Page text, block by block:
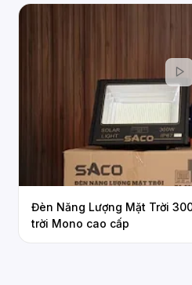
Tuyển đại lý | Nhà phân phối đèn năng lượng mặt trời -
DMT Solar